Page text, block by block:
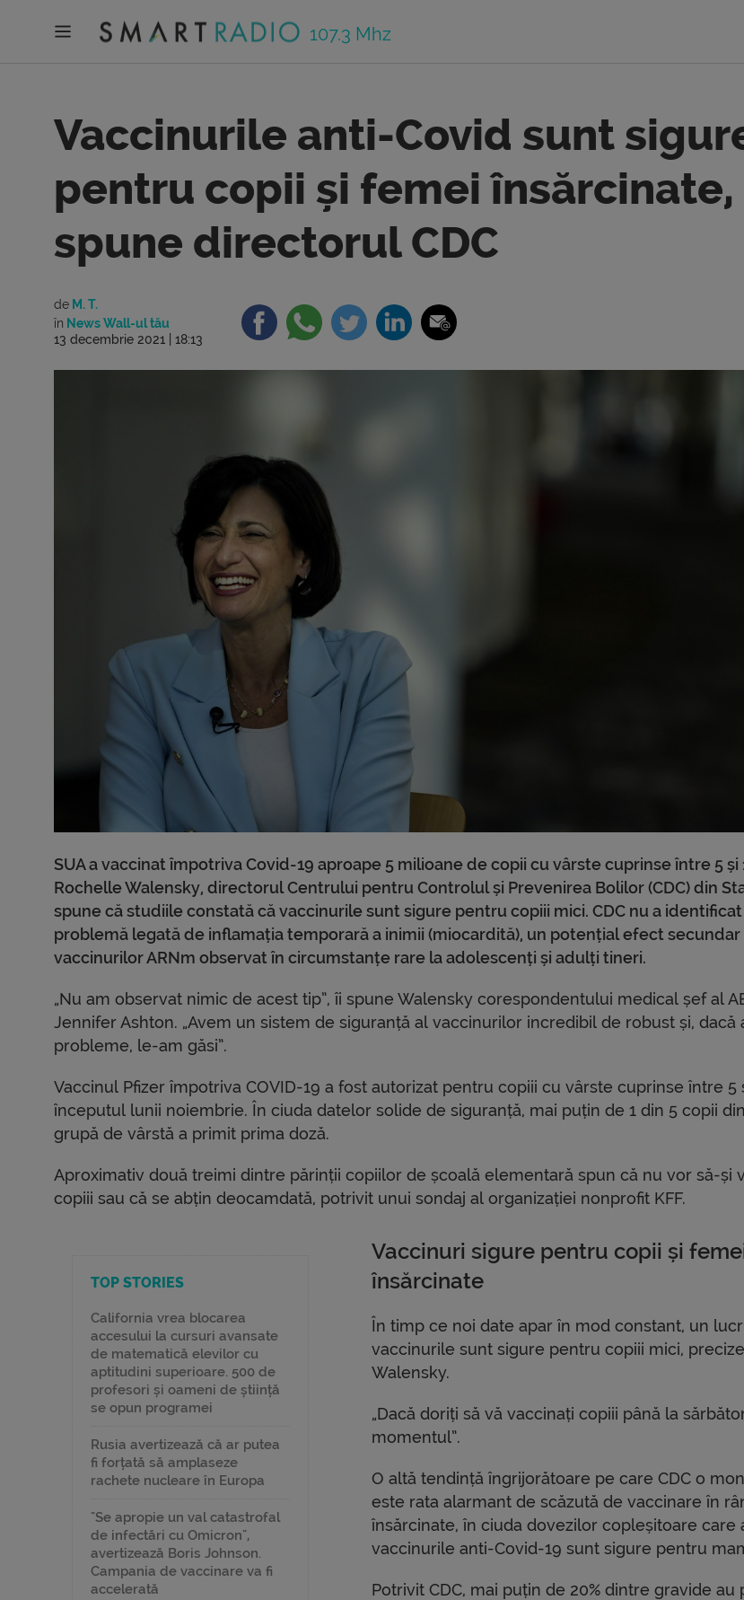
107.3 Mhz
Vaccinurile anti-Covid sunt
pentru copii și femei însărcinate,
spune directorul CDC
de M. T.
în News Wall-ul tău
13 decembrie 2021 | 18:13
SUA a vaccinat împotriva Covid-19 aproape 5 milioane de copii cu vârste cuprinse între 5 și
Rochelle Walensky, directorul Centrului pentru Controlul și Prevenirea Bolilor (CDC) din
spune că studiile constată că vaccinurile sunt sigure pentru copiii mici. CDC nu a
problemă legată de inflamația temporară a inimii (miocardită), un potențial efect secundar
vaccinurilor ARNm observat în circumstanțe rare la adolescenți și adulți tineri.
„Nu am observat nimic de acest tip”, îi spune Walensky corespondentului medical șef al
Jennifer Ashton. „Avem un sistem de siguranță al vaccinurilor incredibil de robust și, dacă
probleme, le-am găsi”.
Vaccinul Pfizer împotriva COVID-19 a fost autorizat pentru copiii cu vârste cuprinse între 5
începutul lunii noiembrie. În ciuda datelor solide de siguranță, mai puțin de 1 din 5 copii
grupă de vârstă a primit prima doză.
Aproximativ două treimi dintre părinții copiilor de școală elementară spun că nu vor să-și
copiii sau că se abțin deocamdată, potrivit unui sondaj al organizației nonprofit KFF.
TOP STORIES
California vrea blocarea
accesului la cursuri avansate
de matematică elevilor cu
aptitudini superioare. 500 de
profesori și oameni de știință
se opun programei
Rusia avertizează că ar putea
fi forțată să amplaseze
rachete nucleare în Europa
"Se apropie un val catastrofal
de infectări cu Omicron",
avertizează Boris Johnson.
Campania de vaccinare va fi
accelerată
Vaccinuri sigure pentru copii și
însărcinate
În timp ce noi date apar în mod constant, un
vaccinurile sunt sigure pentru copiii mici,
Walensky.
„Dacă doriți să vă vaccinați copiii până la
momentul”.
O altă tendință îngrijorătoare pe care CDC o
este rata alarmant de scăzută de vaccinare în
însărcinate, în ciuda dovezilor copleșitoare care
vaccinurile anti-Covid-19 sunt sigure pentru
Potrivit CDC, mai puțin de 20% dintre gravide au